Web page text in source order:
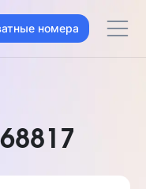
номера